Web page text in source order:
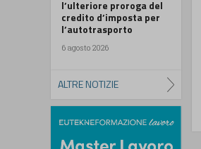
l’ulteriore proroga del
credito d’imposta per
l’autotrasporto
6 agosto 2026
ALTRE NOTIZIE